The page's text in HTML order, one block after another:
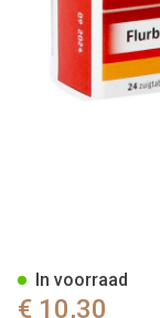
€ 10,30
In voorraad